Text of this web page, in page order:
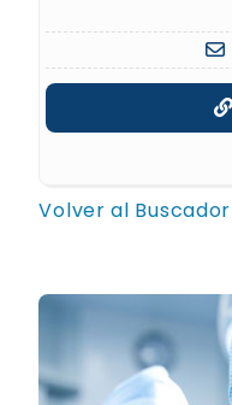
Volver al Buscador